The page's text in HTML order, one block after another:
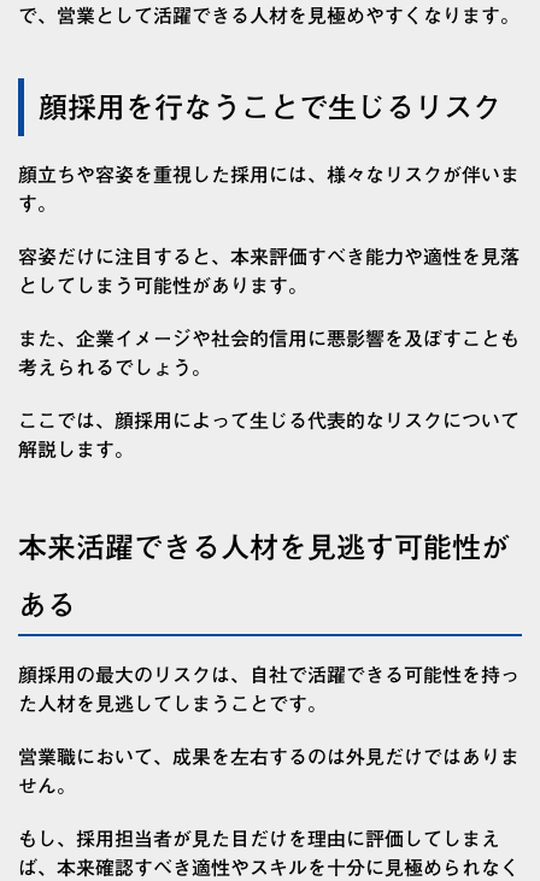
で、営業として活躍できる人材を見極めやすくなります。
顔採用を行なうことで生じるリスク
顔立ちや容姿を重視した採用には、様々なリスクが伴いま
す。
容姿だけに注目すると、本来評価すべき能力や適性を見落
としてしまう可能性があります。
また、企業イメージや社会的信用に悪影響を及ぼすことも
考えられるでしょう。
ここでは、顔採用によって生じる代表的なリスクについて
解説します。
本来活躍できる人材を見逃す可能性が
ある
顔採用の最大のリスクは、自社で活躍できる可能性を持っ
た人材を見逃してしまうことです。
営業職において、成果を左右するのは外見だけではありま
せん。
もし、採用担当者が見た目だけを理由に評価してしまえ
ば、本来確認すべき適性やスキルを十分に見極められなく